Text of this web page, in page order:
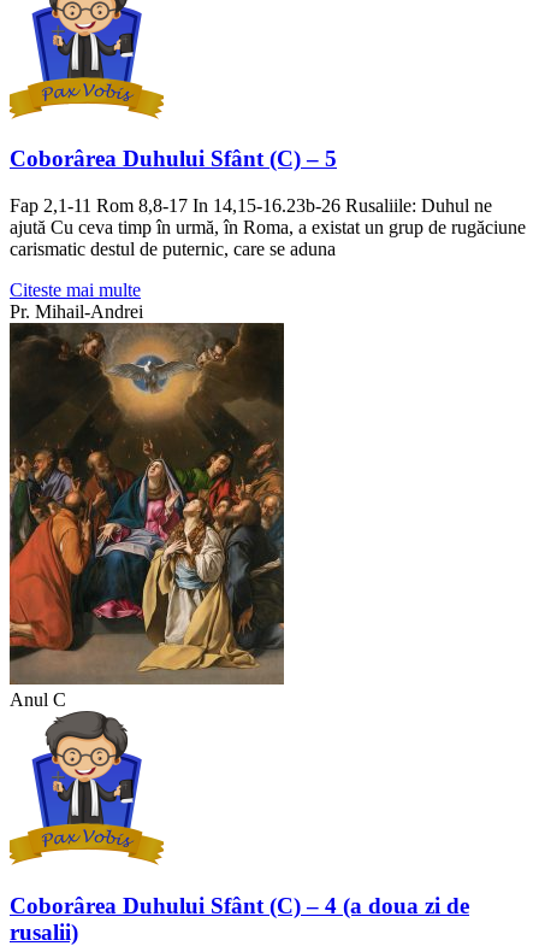
Coborârea Duhului Sfânt (C) – 5
Fap 2,1-11 Rom 8,8-17 In 14,15-16.23b-26 Rusaliile: Duhul ne
ajută Cu ceva timp în urmă, în Roma, a existat un grup de rugăciune
carismatic destul de puternic, care se aduna
Citeste mai multe
Pr. Mihail-Andrei
Anul C
Coborârea Duhului Sfânt (C) – 4 (a doua zi de
rusalii)